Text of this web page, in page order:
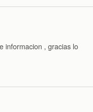
informacion , gracias lo